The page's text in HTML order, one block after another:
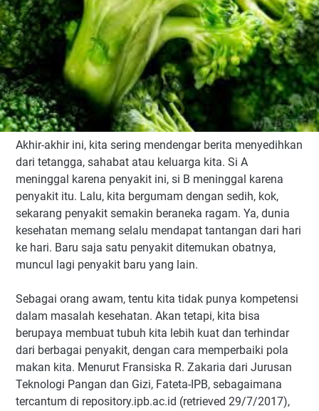
Akhir-akhir ini, kita sering mendengar berita menyedihkan
dari tetangga, sahabat atau keluarga kita. Si A
meninggal karena penyakit ini, si B meninggal karena
penyakit itu. Lalu, kita bergumam dengan sedih, kok,
sekarang penyakit semakin beraneka ragam. Ya, dunia
kesehatan memang selalu mendapat tantangan dari hari
ke hari. Baru saja satu penyakit ditemukan obatnya,
muncul lagi penyakit baru yang lain.
Sebagai orang awam, tentu kita tidak punya kompetensi
dalam masalah kesehatan. Akan tetapi, kita bisa
berupaya membuat tubuh kita lebih kuat dan terhindar
dari berbagai penyakit, dengan cara memperbaiki pola
makan kita. Menurut Fransiska R. Zakaria dari Jurusan
Teknologi Pangan dan Gizi, Fateta-IPB, sebagaimana
tercantum di repository.ipb.ac.id (retrieved 29/7/2017),